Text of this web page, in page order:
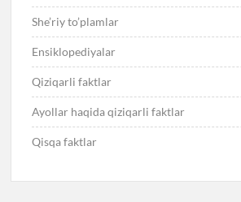
She’riy to’plamlar
Ensiklopediyalar
Qiziqarli faktlar
Ayollar haqida qiziqarli faktlar
Qisqa faktlar